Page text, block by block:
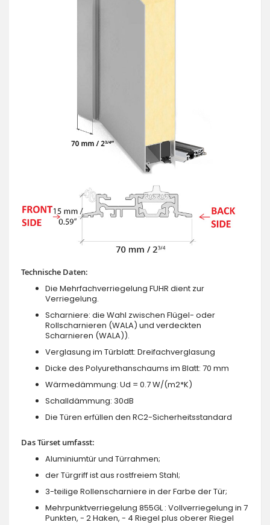
Technische Daten:
Die Mehrfachverriegelung FUHR dient zur
Verriegelung.
Scharniere: die Wahl zwischen Flügel- oder
Rollscharnieren (WALA) und verdeckten
Scharnieren (WALA)).
Verglasung im Türblatt: Dreifachverglasung
Dicke des Polyurethanschaums im Blatt: 70 mm
Wärmedämmung: Ud = 0.7 W/(m2*K)
Schalldämmung: 30dB
Die Türen erfüllen den RC2-Sicherheitsstandard
Das Türset umfasst:
Aluminiumtür und Türrahmen;
der Türgriff ist aus rostfreiem Stahl;
3-teilige Rollenscharniere in der Farbe der Tür;
Mehrpunktverriegelung 855GL : Vollverriegelung in 7
Punkten, - 2 Haken, - 4 Riegel plus oberer Riegel